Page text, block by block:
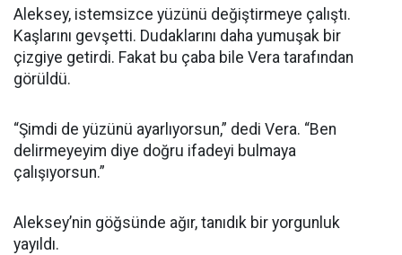
Aleksey, istemsizce yüzünü değiştirmeye çalıştı.
Kaşlarını gevşetti. Dudaklarını daha yumuşak bir
çizgiye getirdi. Fakat bu çaba bile Vera tarafından
görüldü.
“Şimdi de yüzünü ayarlıyorsun,” dedi Vera. “Ben
delirmeyeyim diye doğru ifadeyi bulmaya
çalışıyorsun.”
Aleksey’nin göğsünde ağır, tanıdık bir yorgunluk
yayıldı.